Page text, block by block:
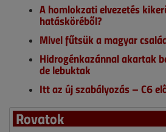
A homlokzati elvezetés
hatásköréből?
Mivel fűtsük a magyar
Hidrogénkazánnal akartak
de lebuktak
Itt az új szabályozás – C6
Rovatok